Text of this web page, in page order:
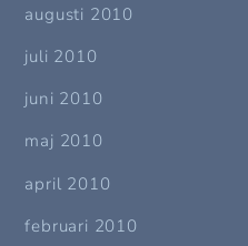
augusti 2010
juli 2010
juni 2010
maj 2010
april 2010
februari 2010